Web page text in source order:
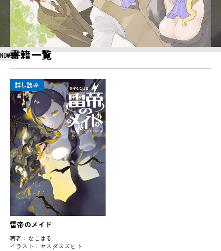
NOVEL書籍一覧
試し読み
雷帝のメイド
著者： なこはる
イラスト： ヤスダスズヒト